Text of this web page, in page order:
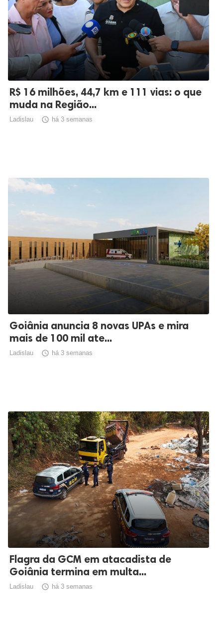
R$ 16 milhões, 44,7 km e 111 vias: o que
muda na Região...
Ladislau  há 3 semanas
Goiânia anuncia 8 novas UPAs e mira
mais de 100 mil ate...
Ladislau  há 3 semanas
Flagra da GCM em atacadista de
Goiânia termina em multa...
Ladislau  há 3 semanas